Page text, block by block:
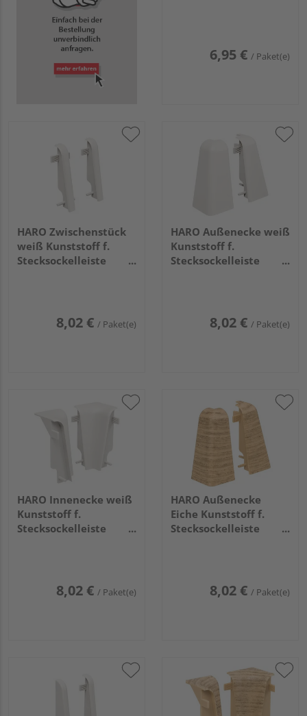
6,95 € / Paket(e)
HARO Zwischenstück
weiß Kunststoff f.
Stecksockelleiste
8,02 € / Paket(e)
HARO Außenecke weiß
Kunststoff f.
Stecksockelleiste
8,02 € / Paket(e)
HARO Innenecke weiß
Kunststoff f.
Stecksockelleiste
8,02 € / Paket(e)
HARO Außenecke
Eiche Kunststoff f.
Stecksockelleiste
8,02 € / Paket(e)